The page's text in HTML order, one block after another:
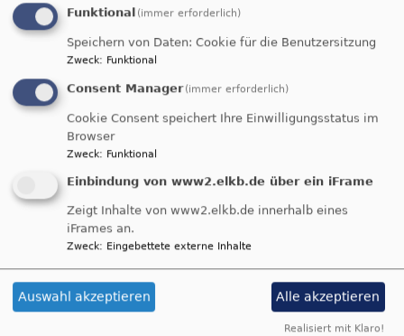
Regionaljugendreferent Sascha Fritsche
Ludwigsstadt
Mo, 3.8. - Fr, 14.8.
Hygge Adventures (nur noch Warteliste)
Lennard-Mike Bach, Simon Weigel, Malin Thumerer
Gruppenhaus SILDESTRUPLEJREN
Do, 6.8. 19 Uhr
Posaunenchor
Küps-Schmölz Gemeindehaus Schmölz
Do, 6.8. 19 Uhr
Selbsthilfegruppe "Der Mensch braucht den
Funktional (immer erforderlich)
Speichern von Daten: Cookie für die Benutzersitzung
Zweck: Funktional
Consent Manager (immer erforderlich)
Cookie Consent speichert Ihre Einwilligungsstatus im
Browser
Zweck: Funktional
Einbindung von www2.elkb.de über ein iFrame
Zeigt Inhalte von www2.elkb.de innerhalb eines
iFrames an.
Zweck: Eingebettete externe Inhalte
Auswahl akzeptieren Alle akzeptieren
Realisiert mit Klaro!